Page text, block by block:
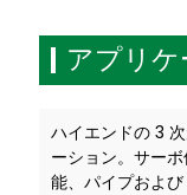
アプリケ
ハイエンドの 3
ーション。サー
能、パイプおよび